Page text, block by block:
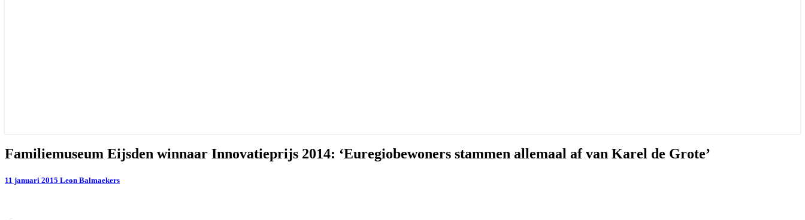
Familiemuseum
Eijsden
Innovatieprijs
Familiemuseum Eijsden winnaar Innovatieprijs 2014: ‘Euregiobewoners stammen allemaal af van Karel de Grote’
11 januari 2015 Leon Balmaekers